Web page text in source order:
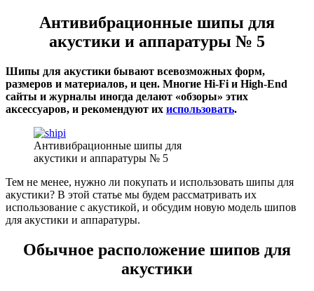
Антивибрационные шипы для
акустики и аппаратуры № 5
Шипы для акустики бывают всевозможных форм,
размеров и материалов, и цен. Многие Hi-Fi и High-End
сайты и журналы иногда делают «обзоры» этих
аксессуаров, и рекомендуют их использовать.
Антивибрационные шипы для
акустики и аппаратуры № 5
Тем не менее, нужно ли покупать и использовать шипы для
акустики? В этой статье мы будем рассматривать их
использование с акустикой, и обсудим новую модель шипов
для акустики и аппаратуры.
Обычное расположение шипов для
акустики